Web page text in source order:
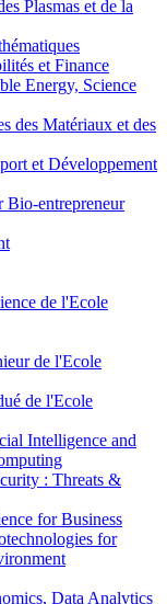
Plasmas et de la
et Finance
Energy, Science
des Matériaux et des
et Développement
entrepreneur
de l'Ecole
de l'Ecole
de l'Ecole
Intelligence and
: Threats &
for Business
for
Data Analytics